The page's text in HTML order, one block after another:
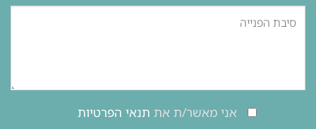
אני מאשר/ת את תנאי הפרטיות